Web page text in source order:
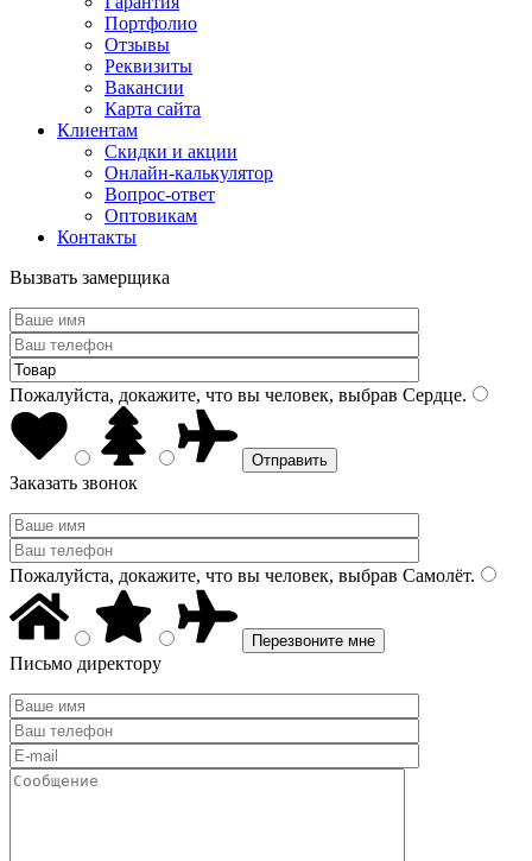
Портфолио
Отзывы
Реквизиты
Вакансии
Карта сайта
Клиентам
Скидки и акции
Онлайн-калькулятор
Вопрос-ответ
Оптовикам
Контакты
Вызвать замерщика
Пожалуйста, докажите, что вы человек, выбрав Сердце.
Заказать звонок
Пожалуйста, докажите, что вы человек, выбрав Самолёт.
Письмо директору